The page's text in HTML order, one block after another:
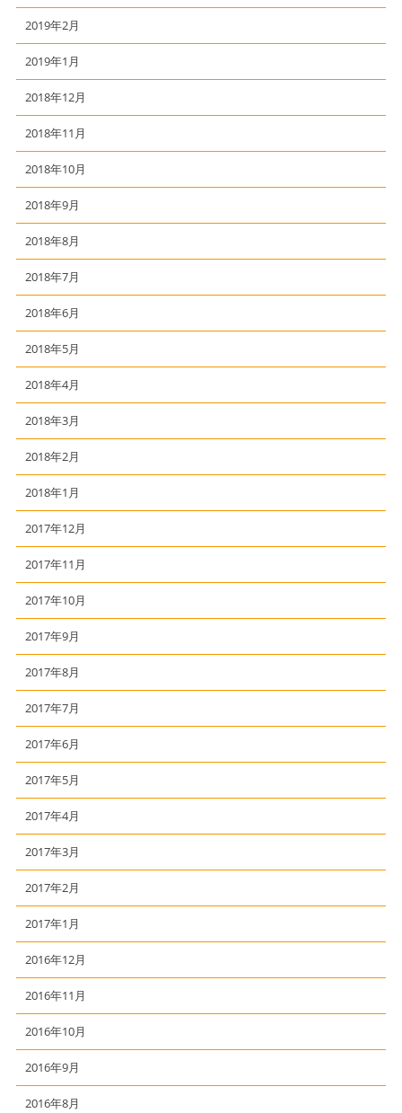
2019年2月
2019年1月
2018年12月
2018年11月
2018年10月
2018年9月
2018年8月
2018年7月
2018年6月
2018年5月
2018年4月
2018年3月
2018年2月
2018年1月
2017年12月
2017年11月
2017年10月
2017年9月
2017年8月
2017年7月
2017年6月
2017年5月
2017年4月
2017年3月
2017年2月
2017年1月
2016年12月
2016年11月
2016年10月
2016年9月
2016年8月